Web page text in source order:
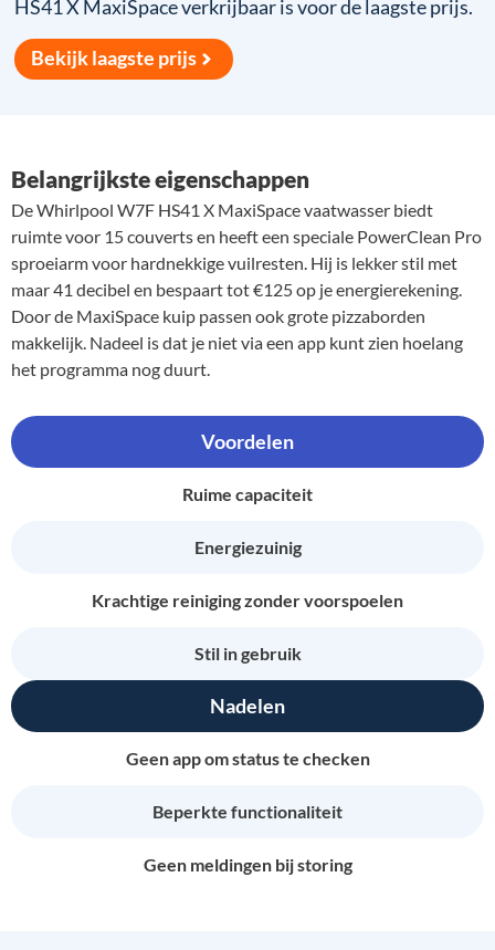
HS41 X MaxiSpace verkrijbaar is voor de laagste prijs.
Bekijk laagste prijs
Belangrijkste eigenschappen
De Whirlpool W7F HS41 X MaxiSpace vaatwasser biedt
ruimte voor 15 couverts en heeft een speciale PowerClean Pro
sproeiarm voor hardnekkige vuilresten. Hij is lekker stil met
maar 41 decibel en bespaart tot €125 op je energierekening.
Door de MaxiSpace kuip passen ook grote pizzaborden
makkelijk. Nadeel is dat je niet via een app kunt zien hoelang
het programma nog duurt.
Voordelen
Ruime capaciteit
Energiezuinig
Krachtige reiniging zonder voorspoelen
Stil in gebruik
Nadelen
Geen app om status te checken
Beperkte functionaliteit
Geen meldingen bij storing